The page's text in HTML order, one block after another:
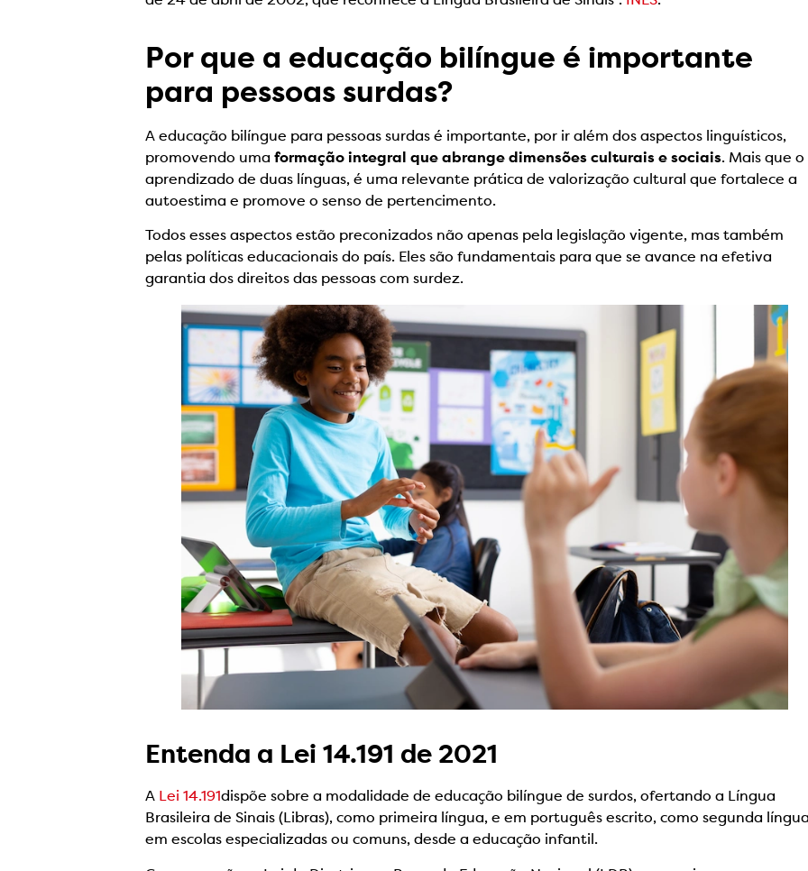
Por que a educação bilíngue é importante
para pessoas surdas?
A educação bilíngue para pessoas surdas é importante, por ir além dos aspectos linguísticos,
promovendo umaformação integral que abrange dimensões culturais e sociais. Mais que o
aprendizado de duas línguas, é uma relevante prática de valorização cultural que fortalece a
autoestima e promove o senso de pertencimento.
Todos esses aspectos estão preconizados não apenas pela legislação vigente, mas também
pelas políticas educacionais do país. Eles são fundamentais para que se avance na efetiva
garantia dos direitos das pessoas com surdez.
Entenda a Lei 14.191 de 2021
A Lei 14.191dispõe sobre a modalidade de educação bilíngue de surdos, ofertando a Língua
Brasileira de Sinais (Libras), como primeira língua, e em português escrito, como segunda língua
em escolas especializadas ou comuns, desde a educação infantil.